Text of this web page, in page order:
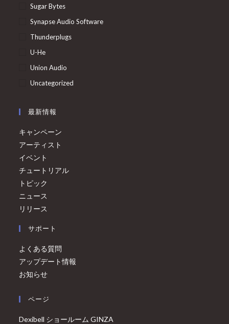
Sugar Bytes
Synapse Audio Software
Thunderplugs
U-He
Union Audio
Uncategorized
最新情報
キャンペーン
アーティスト
イベント
チュートリアル
トピック
ニュース
リリース
サポート
よくある質問
アップデート情報
お知らせ
ページ
Dexibell ショールーム GINZA